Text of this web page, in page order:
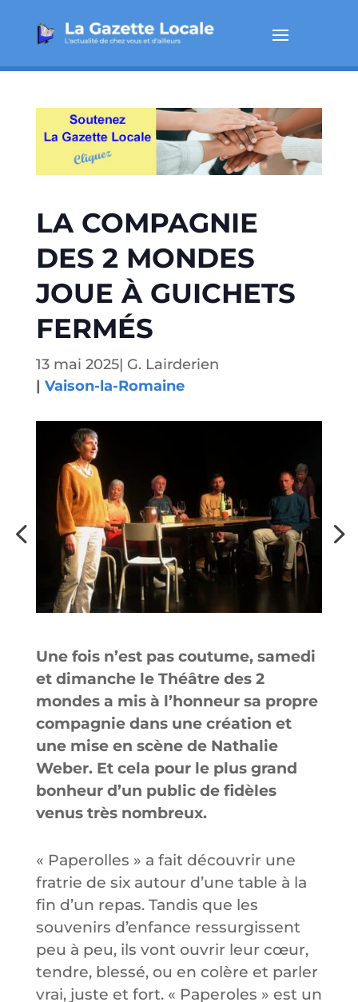
LA COMPAGNIE
DES 2 MONDES
JOUE À GUICHETS
FERMÉS
13 mai 2025| G. Lairderien
| Vaison-la-Romaine
Une fois n’est pas coutume, samedi
et dimanche le Théâtre des 2
mondes a mis à l’honneur sa propre
compagnie dans une création et
une mise en scène de Nathalie
Weber. Et cela pour le plus grand
bonheur d’un public de fidèles
venus très nombreux.
« Paperolles » a fait découvrir une
fratrie de six autour d’une table à la
fin d’un repas. Tandis que les
souvenirs d’enfance ressurgissent
peu à peu, ils vont ouvrir leur cœur,
tendre, blessé, ou en colère et parler
vrai, juste et fort. « Paperoles » est un